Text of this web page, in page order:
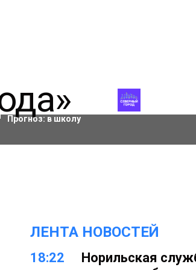
Актировки
Прогноз: в школу
ЛЕНТА НОВОСТЕЙ
18:22
Норильская